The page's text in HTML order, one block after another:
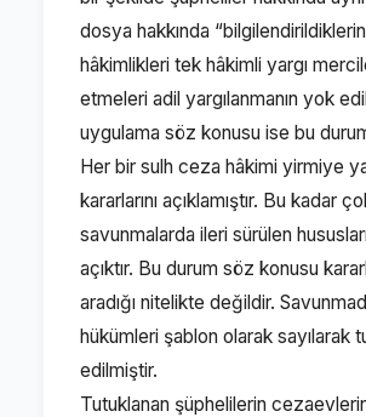
dosya hakkında
hâkimlikleri tek hâkimli yargı
etmeleri adil yargılanmanın yok
uygulama söz konusu ise bu
Her bir sulh ceza hâkimi yirmiye
kararlarını açıklamıştır. Bu
savunmalarda ileri sürülen
açıktır. Bu durum söz konusu
aradığı nitelikte değildir.
hükümleri şablon olarak sayılarak
edilmiştir.
Tutuklanan şüphelilerin